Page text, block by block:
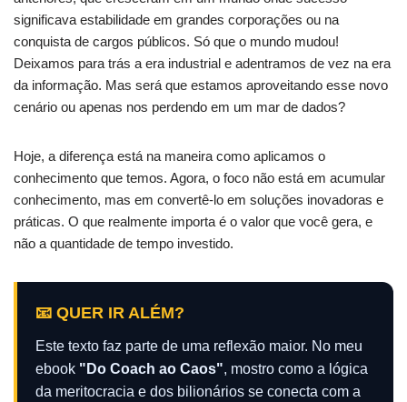
significava estabilidade em grandes corporações ou na
conquista de cargos públicos. Só que o mundo mudou!
Deixamos para trás a era industrial e adentramos de vez na era
da informação. Mas será que estamos aproveitando esse novo
cenário ou apenas nos perdendo em um mar de dados?
Hoje, a diferença está na maneira como aplicamos o
conhecimento que temos. Agora, o foco não está em acumular
conhecimento, mas em convertê-lo em soluções inovadoras e
práticas. O que realmente importa é o valor que você gera, e
não a quantidade de tempo investido.
📧 QUER IR ALÉM?
Este texto faz parte de uma reflexão maior. No meu
ebook "Do Coach ao Caos", mostro como a lógica
da meritocracia e dos bilionários se conecta com a